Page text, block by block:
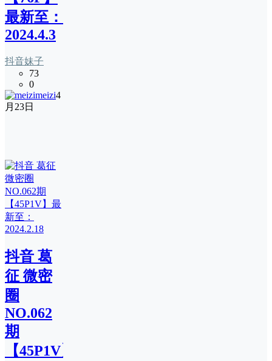
最新至：
2024.4.3
抖音妹子
73
0
meizi4
月23日
抖音 葛
征 微密
圈
NO.062
期
【45P1V】